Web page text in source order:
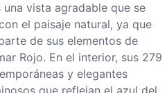
vista agradable que se
el paisaje natural, ya que
de sus elementos de
Rojo. En el interior, sus 279
y elegantes